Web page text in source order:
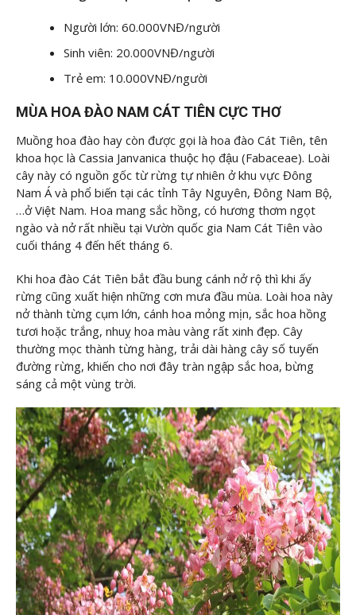
Người lớn: 60.000VNĐ/người
Sinh viên: 20.000VNĐ/người
Trẻ em: 10.000VNĐ/người
MÙA HOA ĐÀO NAM CÁT TIÊN CỰC THƠ
Muồng hoa đào hay còn được gọi là hoa đào Cát Tiên, tên
khoa học là Cassia Janvanica thuộc họ đậu (Fabaceae). Loài
cây này có nguồn gốc từ rừng tự nhiên ở khu vực Đông
Nam Á và phổ biến tại các tỉnh Tây Nguyên, Đông Nam Bộ,
…ở Việt Nam. Hoa mang sắc hồng, có hương thơm ngọt
ngào và nở rất nhiều tại Vườn quốc gia Nam Cát Tiên vào
cuối tháng 4 đến hết tháng 6.
Khi hoa đào Cát Tiên bắt đầu bung cánh nở rộ thì khi ấy
rừng cũng xuất hiện những cơn mưa đầu mùa. Loài hoa này
nở thành từng cụm lớn, cánh hoa mỏng mịn, sắc hoa hồng
tươi hoặc trắng, nhuỵ hoa màu vàng rất xinh đẹp. Cây
thường mọc thành từng hàng, trải dài hàng cây số tuyến
đường rừng, khiến cho nơi đây tràn ngập sắc hoa, bừng
sáng cả một vùng trời.